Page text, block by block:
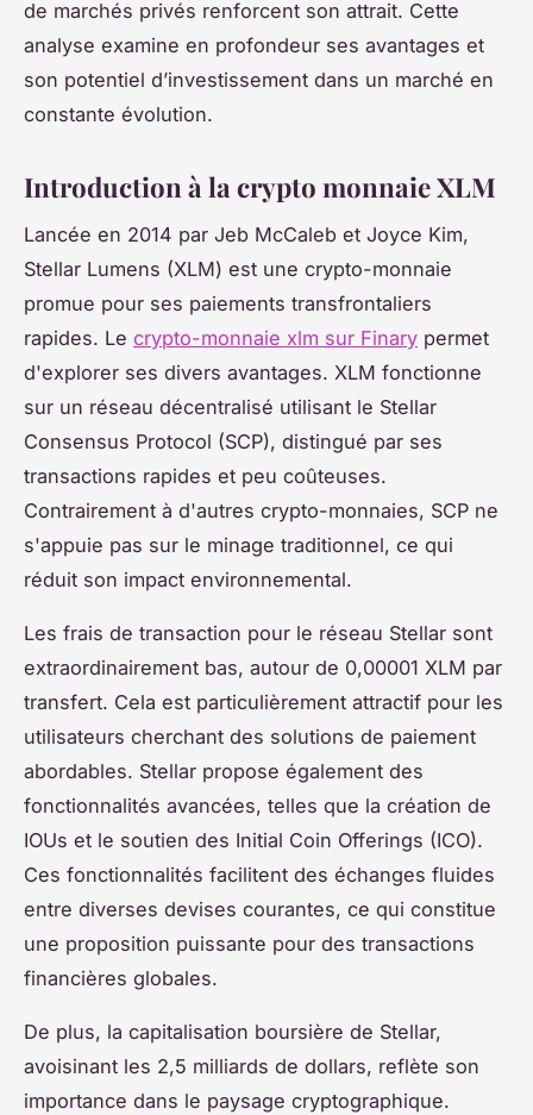
de marchés privés renforcent son attrait. Cette
analyse examine en profondeur ses avantages et
son potentiel d’investissement dans un marché en
constante évolution.
Introduction à la crypto monnaie XLM
Lancée en 2014 par Jeb McCaleb et Joyce Kim,
Stellar Lumens (XLM) est une crypto-monnaie
promue pour ses paiements transfrontaliers
rapides. Le crypto-monnaie xlm sur Finary permet
d'explorer ses divers avantages. XLM fonctionne
sur un réseau décentralisé utilisant le Stellar
Consensus Protocol (SCP), distingué par ses
transactions rapides et peu coûteuses.
Contrairement à d'autres crypto-monnaies, SCP ne
s'appuie pas sur le minage traditionnel, ce qui
réduit son impact environnemental.
Les frais de transaction pour le réseau Stellar sont
extraordinairement bas, autour de 0,00001 XLM par
transfert. Cela est particulièrement attractif pour les
utilisateurs cherchant des solutions de paiement
abordables. Stellar propose également des
fonctionnalités avancées, telles que la création de
IOUs et le soutien des Initial Coin Offerings (ICO).
Ces fonctionnalités facilitent des échanges fluides
entre diverses devises courantes, ce qui constitue
une proposition puissante pour des transactions
financières globales.
De plus, la capitalisation boursière de Stellar,
avoisinant les 2,5 milliards de dollars, reflète son
importance dans le paysage cryptographique.